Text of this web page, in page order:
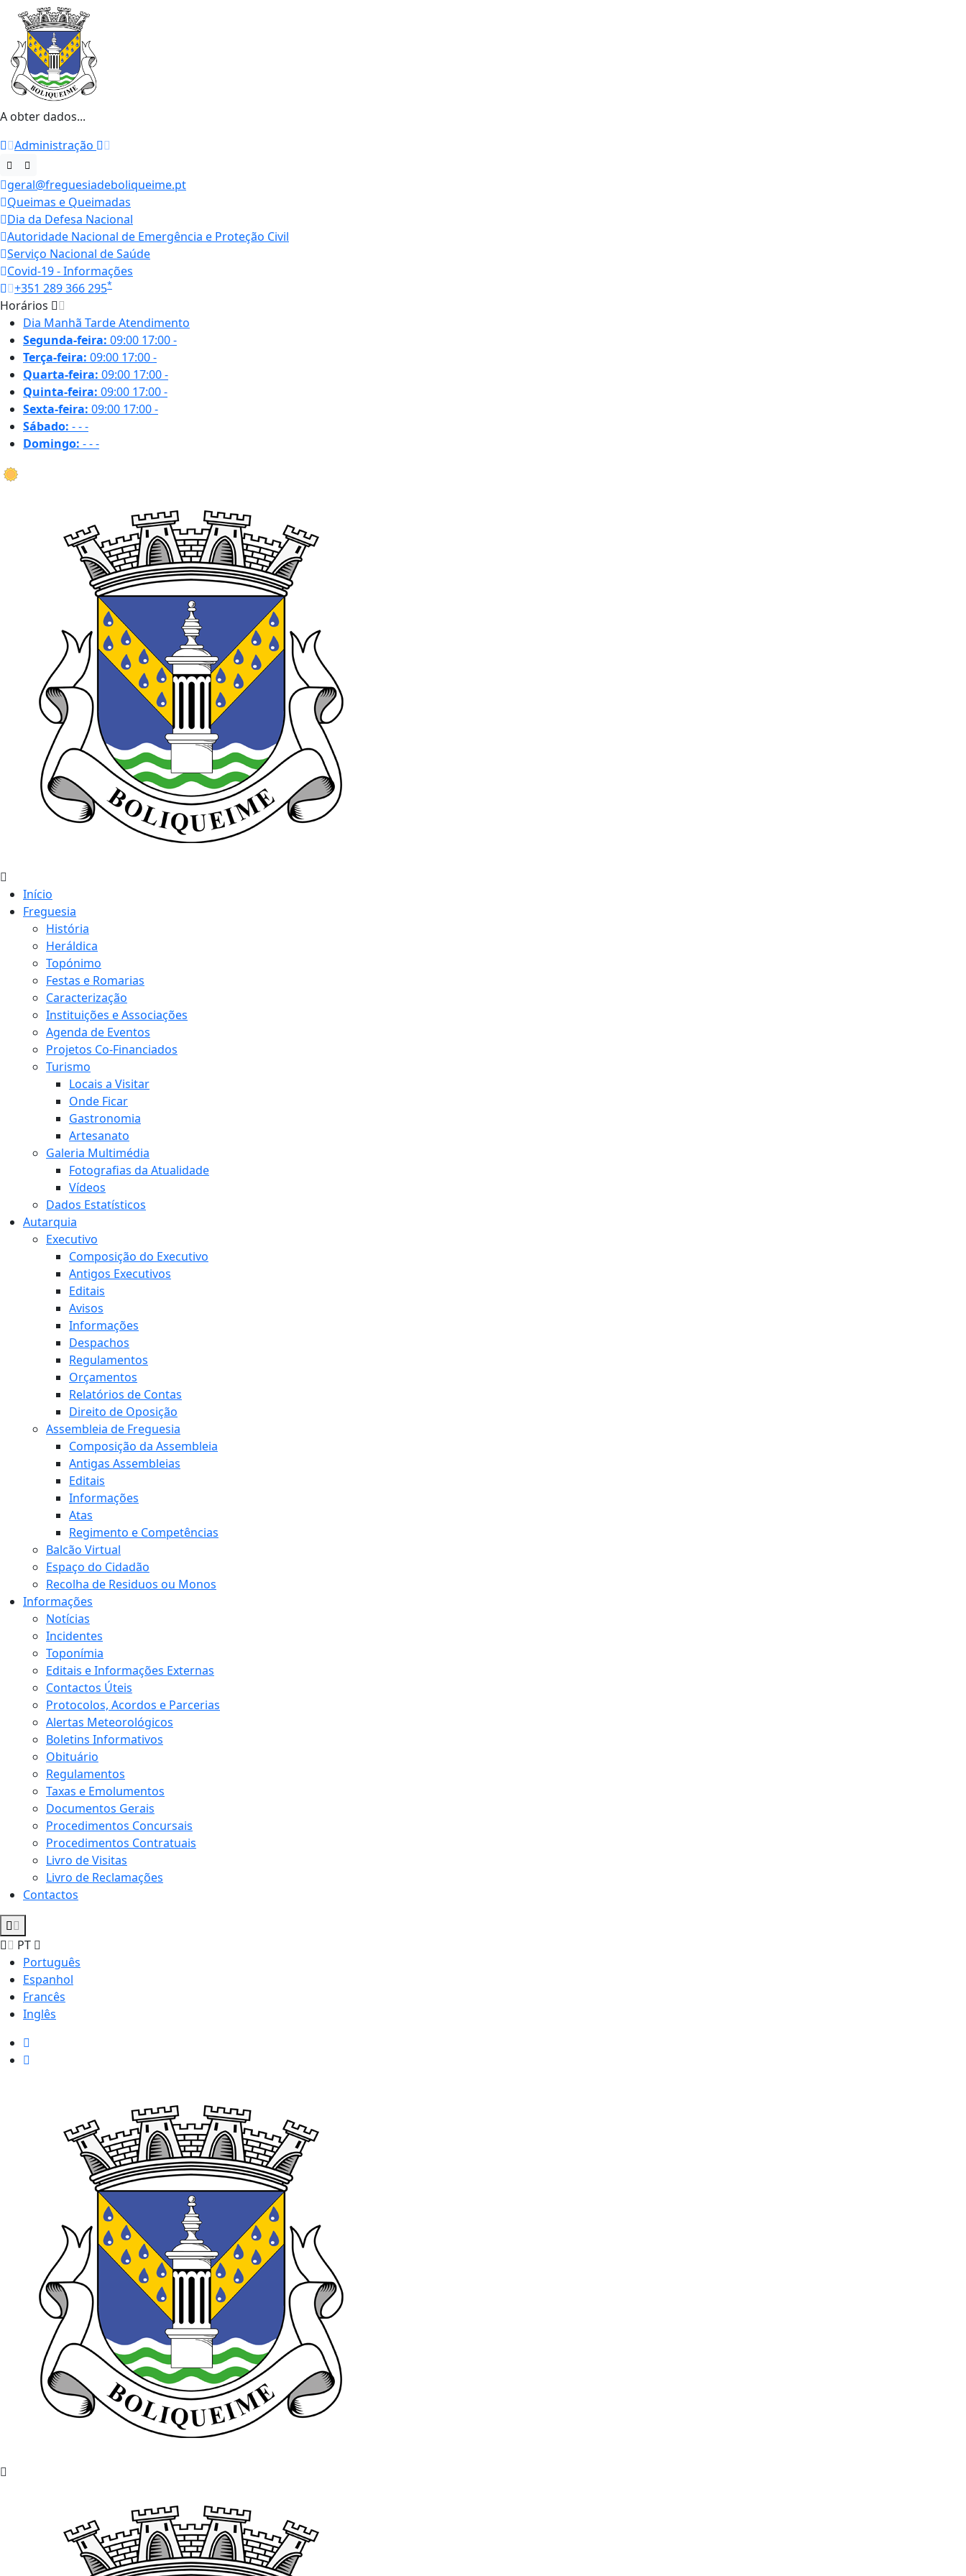
A obter dados...
Administração
geral@freguesiadeboliqueime.pt
Queimas e Queimadas
Dia da Defesa Nacional
Autoridade Nacional de Emergência e Proteção Civil
Serviço Nacional de Saúde
Covid-19 - Informações
+351 289 366 295*
Horários
Dia Manhã TardeAtendimento
Segunda-feira: 09:00 17:00-
Terça-feira: 09:00 17:00-
Quarta-feira: 09:00 17:00-
Quinta-feira: 09:00 17:00-
Sexta-feira: 09:00 17:00-
Sábado: ---
Domingo: ---
Início
Freguesia
História
Heráldica
Topónimo
Festas e Romarias
Caracterização
Instituições e Associações
Agenda de Eventos
Projetos Co-Financiados
Turismo
Locais a Visitar
Onde Ficar
Gastronomia
Artesanato
Galeria Multimédia
Fotografias da Atualidade
Vídeos
Dados Estatísticos
Autarquia
Executivo
Composição do Executivo
Antigos Executivos
Editais
Avisos
Informações
Despachos
Regulamentos
Orçamentos
Relatórios de Contas
Direito de Oposição
Assembleia de Freguesia
Composição da Assembleia
Antigas Assembleias
Editais
Informações
Atas
Regimento e Competências
Balcão Virtual
Espaço do Cidadão
Recolha de Residuos ou Monos
Informações
Notícias
Incidentes
Toponímia
Editais e Informações Externas
Contactos Úteis
Protocolos, Acordos e Parcerias
Alertas Meteorológicos
Boletins Informativos
Obituário
Regulamentos
Taxas e Emolumentos
Documentos Gerais
Procedimentos Concursais
Procedimentos Contratuais
Livro de Visitas
Livro de Reclamações
Contactos
PT
Português
Espanhol
Francês
Inglês